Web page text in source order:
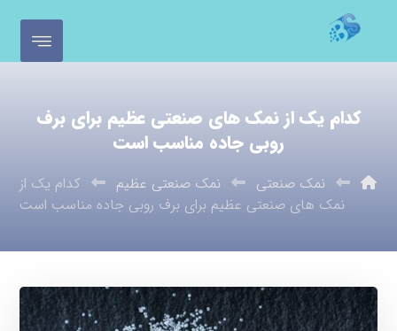
کدام یک از نمک های صنعتی عظیم برای برف
روبی جاده مناسب است
نمک صنعتی نمک صنعتی عظیم
کدام یک از
نمک های صنعتی عظیم برای برف روبی جاده مناسب است